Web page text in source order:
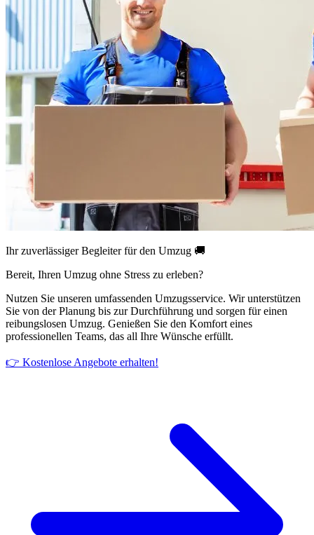
Ihr zuverlässiger Begleiter für den Umzug 🚚
Bereit, Ihren Umzug ohne Stress zu erleben?
Nutzen Sie unseren umfassenden Umzugsservice. Wir unterstützen
Sie von der Planung bis zur Durchführung und sorgen für einen
reibungslosen Umzug. Genießen Sie den Komfort eines
professionellen Teams, das all Ihre Wünsche erfüllt.
👉 Kostenlose Angebote erhalten!